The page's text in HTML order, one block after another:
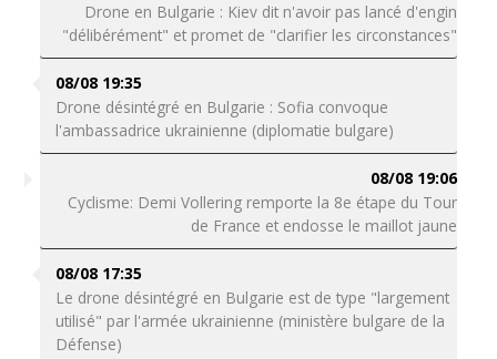
Drone en Bulgarie : Kiev dit n'avoir pas lancé d'engin
"délibérément" et promet de "clarifier les circonstances"
08/08 19:35
Drone désintégré en Bulgarie : Sofia convoque
l'ambassadrice ukrainienne (diplomatie bulgare)
08/08 19:06
Cyclisme: Demi Vollering remporte la 8e étape du Tour
de France et endosse le maillot jaune
08/08 17:35
Le drone désintégré en Bulgarie est de type "largement
utilisé" par l'armée ukrainienne (ministère bulgare de la
Défense)